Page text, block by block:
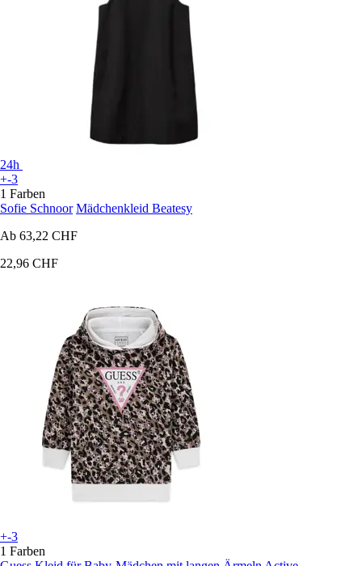
24h
+-3
1 Farben
Sofie Schnoor Mädchenkleid Beatesy
Ab 63,22 CHF
22,96 CHF
+-3
1 Farben